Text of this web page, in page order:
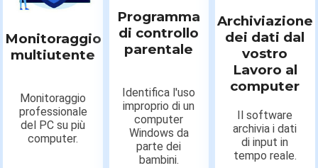
Monitoraggio
multiutente
Monitoraggio
professionale
del PC su più
computer.
Programma
di controllo
parentale
Identifica l'uso
improprio di un
computer
Windows da
parte dei
bambini.
Archiviazione
dei dati dal
vostro
Lavoro al
computer
Il software
archivia i dati
di input in
tempo reale.